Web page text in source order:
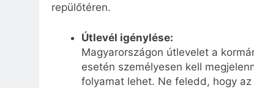
repülőtéren.
Útlevél igénylése:
Magyarországon útlevelet a
esetén személyesen kell
folyamat lehet. Ne feledd, hogy